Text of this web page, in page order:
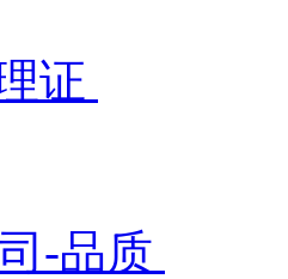
证
-品质